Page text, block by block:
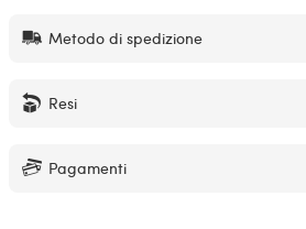
Metodo di spedizione
Resi
Pagamenti